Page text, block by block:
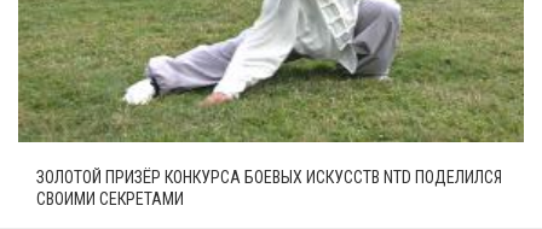
ЗОЛОТОЙ ПРИЗЁР КОНКУРСА БОЕВЫХ ИСКУССТВ NTD ПОДЕЛИЛСЯ
СВОИМИ СЕКРЕТАМИ